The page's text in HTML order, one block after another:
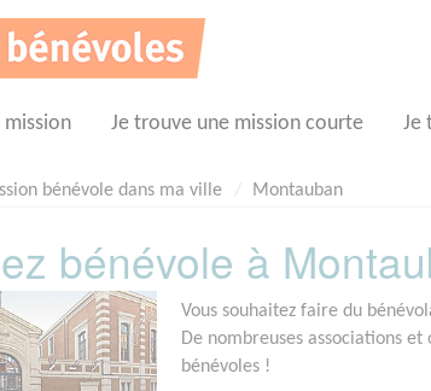
mission Je trouve une mission courte Je
bénévole dans ma ville Montauban
bénévole à
Vous souhaitez faire du
De nombreuses associations
bénévoles !